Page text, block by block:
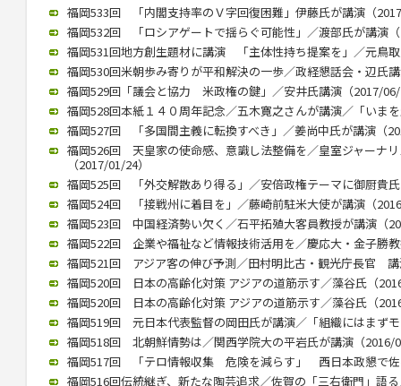
福岡533回 「内閣支持率のＶ字回復困難」伊藤氏が講演（
福岡532回 「ロシアゲートで揺らぐ可能性」／渡部氏が講演
福岡531回地方創生題材に講演 「主体性持ち提案を」／元鳥
福岡530回米朝歩み寄りが平和解決の一歩／政経懇話会・辺氏
福岡529回「議会と協力 米政権の鍵」／安井氏講演（2017/
福岡528回本紙１４０周年記念／五木寛之さんが講演／「いま
福岡527回 「多国間主義に転換すべき」／姜尚中氏が講演（
福岡526回 天皇家の使命感、意識し法整備を／皇室ジャーナ
（2017/01/24）
福岡525回 「外交解散あり得る」／安倍政権テーマに御厨貴
福岡524回 「接戦州に着目を」／藤崎前駐米大使が講演（
福岡523回 中国経済勢い欠く／石平拓殖大客員教授が講演（
福岡522回 企業や福祉など情報技術活用を／慶応大・金子勝
福岡521回 アジア客の伸び予測／田村明比古・観光庁長官 講
福岡520回 日本の高齢化対策 アジアの道筋示す／藻谷氏（
福岡520回 日本の高齢化対策 アジアの道筋示す／藻谷氏（
福岡519回 元日本代表監督の岡田氏が講演／「組織にはまず
福岡518回 北朝鮮情勢は／関西学院大の平岩氏が講演（2016/
福岡517回 「テロ情報収集 危険を減らす」 西日本政懇で佐
福岡516回伝統継ぎ、新たな陶芸追求／佐賀の「三右衛門」語